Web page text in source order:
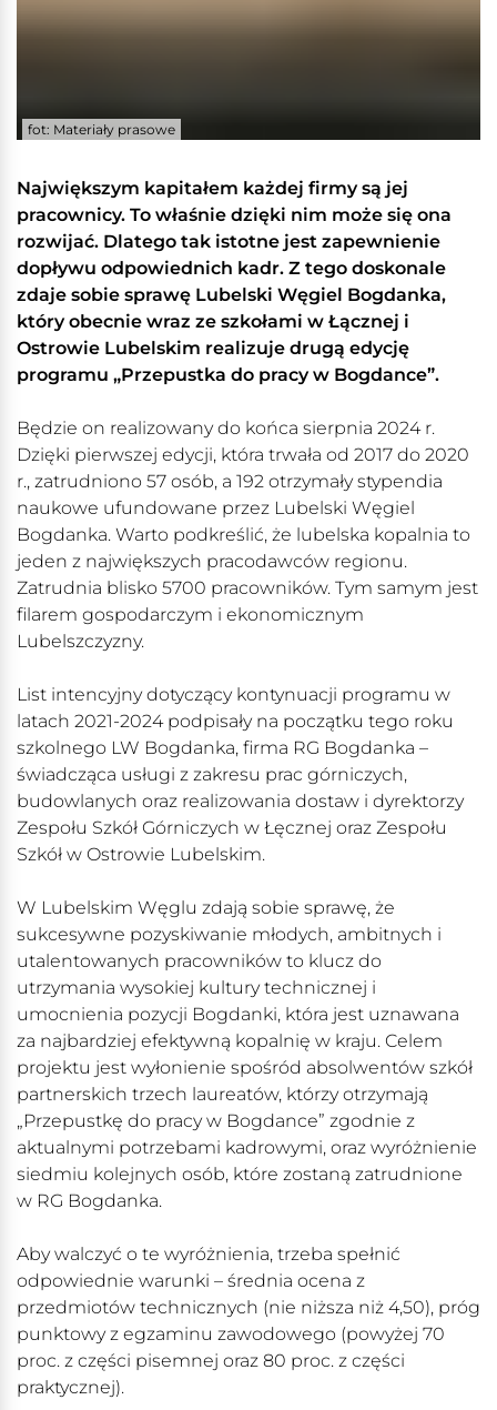
fot: Materiały prasowe
Największym kapitałem każdej firmy są jej
pracownicy. To właśnie dzięki nim może się ona
rozwijać. Dlatego tak istotne jest zapewnienie
dopływu odpowiednich kadr. Z tego doskonale
zdaje sobie sprawę Lubelski Węgiel Bogdanka,
który obecnie wraz ze szkołami w Łącznej i
Ostrowie Lubelskim realizuje drugą edycję
programu „Przepustka do pracy w Bogdance”.
Będzie on realizowany do końca sierpnia 2024 r.
Dzięki pierwszej edycji, która trwała od 2017 do 2020
r., zatrudniono 57 osób, a 192 otrzymały stypendia
naukowe ufundowane przez Lubelski Węgiel
Bogdanka. Warto podkreślić, że lubelska kopalnia to
jeden z największych pracodawców regionu.
Zatrudnia blisko 5700 pracowników. Tym samym jest
filarem gospodarczym i ekonomicznym
Lubelszczyzny.
List intencyjny dotyczący kontynuacji programu w
latach 2021-2024 podpisały na początku tego roku
szkolnego LW Bogdanka, firma RG Bogdanka –
świadcząca usługi z zakresu prac górniczych,
budowlanych oraz realizowania dostaw i dyrektorzy
Zespołu Szkół Górniczych w Łęcznej oraz Zespołu
Szkół w Ostrowie Lubelskim.
W Lubelskim Węglu zdają sobie sprawę, że
sukcesywne pozyskiwanie młodych, ambitnych i
utalentowanych pracowników to klucz do
utrzymania wysokiej kultury technicznej i
umocnienia pozycji Bogdanki, która jest uznawana
za najbardziej efektywną kopalnię w kraju. Celem
projektu jest wyłonienie spośród absolwentów szkół
partnerskich trzech laureatów, którzy otrzymają
„Przepustkę do pracy w Bogdance” zgodnie z
aktualnymi potrzebami kadrowymi, oraz wyróżnienie
siedmiu kolejnych osób, które zostaną zatrudnione
w RG Bogdanka.
Aby walczyć o te wyróżnienia, trzeba spełnić
odpowiednie warunki – średnia ocena z
przedmiotów technicznych (nie niższa niż 4,50), próg
punktowy z egzaminu zawodowego (powyżej 70
proc. z części pisemnej oraz 80 proc. z części
praktycznej).